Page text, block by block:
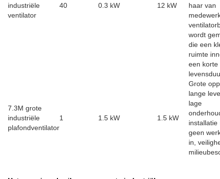
industriële
ventilator
40 0.3 kW 12 kW
haar van
wordt
die een
ruimte
een korte
7.3M grote
industriële
plafondventilator
1 1.5 kW 1.5 kW
Grote
lange
lage
installatie
geen
in,